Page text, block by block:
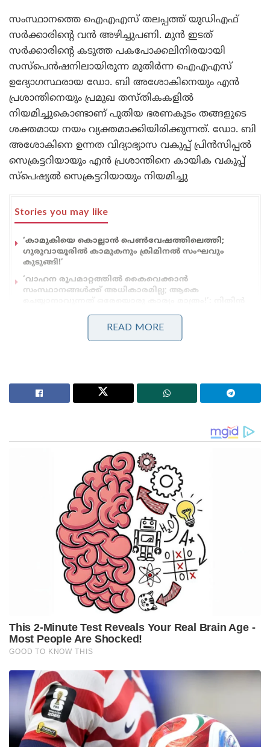
സംസ്ഥാനത്തെ ഐഎഎസ് തലപ്പത്ത് യുഡിഎഫ്
സർക്കാരിന്റെ വൻ അഴിച്ചുപണി. മുൻ ഇടത്
സർക്കാരിന്റെ കടുത്ത പകപോക്കലിനിരയായി
സസ്പെൻഷനിലായിരുന്ന മുതിർന്ന ഐഎഎസ്
ഉദ്യോഗസ്ഥരായ ഡോ. ബി അശോകിനെയും എൻ
പ്രശാന്തിനെയും പ്രമുഖ തസ്തികകളിൽ
നിയമിച്ചുകൊണ്ടാണ് പുതിയ ഭരണകൂടം തങ്ങളുടെ
ശക്തമായ നയം വ്യക്തമാക്കിയിരിക്കുന്നത്. ഡോ. ബി
അശോകിനെ ഉന്നത വിദ്യാഭ്യാസ വകുപ്പ് പ്രിൻസിപ്പൽ
സെക്രട്ടറിയായും എൻ പ്രശാന്തിനെ കായിക വകുപ്പ്
സ്പെഷ്യൽ സെക്രട്ടറിയായും നിയമിച്ചു
Stories you may like
‘കാമുകിയെ കൊല്ലാൻ പെൺവേഷത്തിലെത്തി;
ഗുരുവായൂരിൽ കാമുകനും ക്രിമിനൽ സംഘവും
കുടുങ്ങി!’
‘വാഹന രൂപമാറ്റത്തിൽ കൈവെക്കാൻ
സംസ്ഥാനങ്ങൾക്ക് അധികാരമില്ല; ആകെ
മുതിർന്ന ഉദ്യോഗസ്ഥനായ ബി അശോകിനെ കഴിഞ്ഞ
ഏപ്രിൽ മാസത്തിൽ ഇടത് സർക്കാർ സസ്പെൻഡ്
ഭരണകൂടത്തിന്റെയും ജനവിരുദ്ധ നയങ്ങൾക്കെതിരെ
തുറന്നടിച്ച അശോകിനെ ഒതുക്കാൻ
നോക്കിയവർക്കുള്ള കനത്ത പ്രഹരമാണ് ഉന്നത
വിദ്യാഭ്യാസ വകുപ്പ് പ്രിൻസിപ്പൽ സെക്രട്ടറി
സ്ഥാനത്തേക്കുള്ള അദ്ദേഹത്തിന്റെ ഈ തിരിച്ചുവരവ്.
അതുപോലെ തന്നെ സോഷ്യൽ മീഡിയയിൽ ‘ബ്രോ
സ്വാമി’ എന്ന പേരിൽ ജനപ്രിയനായ എൻ പ്രശാന്ത്
ഐഎഎസിനെ, ഉന്നത ഉദ്യോഗസ്ഥരുടെ അഴിമതി
ചൂണ്ടിക്കാണിച്ചതിന്റെ പേരിലായിരുന്നു കഴിഞ്ഞ
നവംബറിൽ സസ്പെൻഡ് ചെയ്തത്. സസ്പെൻഷൻ
കാലാവധി നീട്ടി പരമാവധി പീഡിപ്പിക്കാൻ നോക്കിയ
ഇടത് നയങ്ങളെ കാറ്റിൽപ്പറത്തിയാണ് ഇപ്പോൾ
മൃഗശാല, മ്യൂസിയം, പുരാവസ്തു വകുപ്പുകളുടെ
സ്പെഷ്യൽ സെക്രട്ടറിയെന്ന സുപ്രധാനമായ അധിക
മറ്റു പ്രധാന മാറ്റങ്ങളിൽ ഏറ്റവും ശ്രദ്ധേയം വിഴിഞ്ഞം
അന്താരാഷ്ട്ര തുറമുഖത്തിന്റെ എംഡി
സ്ഥാനത്തുനിന്നും ദിവ്യ എസ് അയ്യരെ മാറ്റിയതാണ്.
അവരെ തദ്ദേശ സ്വയംഭരണ വകുപ്പ് പ്രിൻസിപ്പൽ
READ MORE